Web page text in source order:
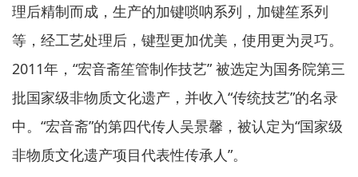
理后精制而成，生产的加键唢呐系列，加键笙系列
等，经工艺处理后，键型更加优美，使用更为灵巧。
2011年，“宏音斋笙管制作技艺” 被选定为国务院第三
批国家级非物质文化遗产，并收入“传统技艺”的名录
中。“宏音斋”的第四代传人吴景馨，被认定为“国家级
非物质文化遗产项目代表性传承人”。